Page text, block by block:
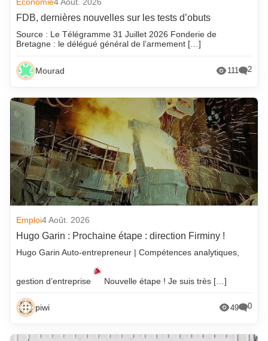
FDB, dernières nouvelles sur les tests d’obuts
Source : Le Télégramme 31 Juillet 2026 Fonderie de
Bretagne : le délégué général de l’armement […]
Mourad 111 2
Emploi4 Août. 2026
Hugo Garin : Prochaine étape : direction Firminy !
Hugo Garin Auto-entrepreneur | Compétences analytiques,
gestion d’entreprise Nouvelle étape ! Je suis très […]
piwi 49 0